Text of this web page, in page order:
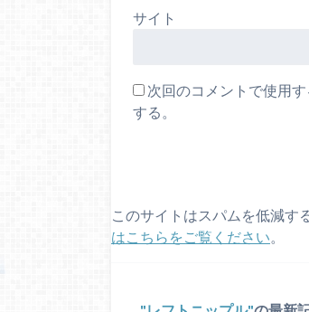
サイト
次回のコメントで使用
する。
このサイトはスパムを低減す
はこちらをご覧ください。